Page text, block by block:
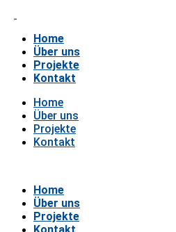
Home
Über uns
Projekte
Kontakt
Home
Über uns
Projekte
Kontakt
Home
Über uns
Projekte